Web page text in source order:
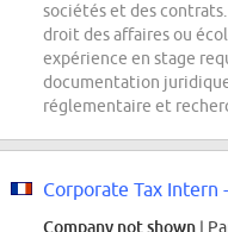
sociétés et des
droit des affaires ou
expérience en stage
documentation
réglementaire et
Corporate Tax Intern
Company not shown |